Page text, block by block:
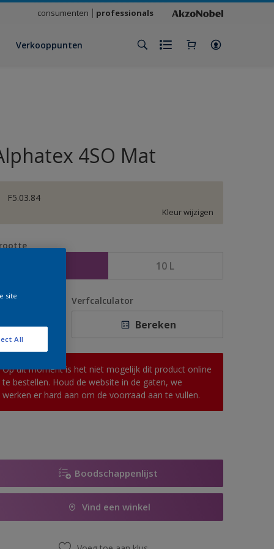
consumenten professionals
Verkooppunten
4SO Mat
F5.03.84
Kleur wijzigen
10 L
Verfcalculator
Bereken
Op dit moment is het niet mogelijk dit product online
te bestellen. Houd de website in de gaten, we
werken er hard aan om de voorraad aan te vullen.
Boodschappenlijst
Vind een winkel
site
All